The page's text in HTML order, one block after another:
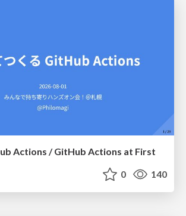
Actions / GitHub Actions at First
0 140